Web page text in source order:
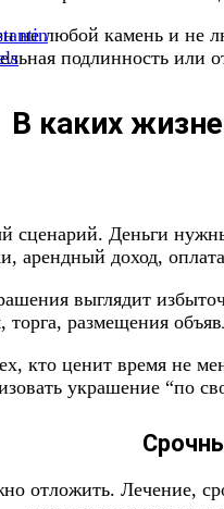
не любой камень и не
подлинность или
В каких
Деньги нужны
арендный доход,
выглядит
торга, размещения
кто ценит время не
украшение “по
отложить. Лечение,